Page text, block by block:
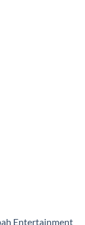
Entertainment